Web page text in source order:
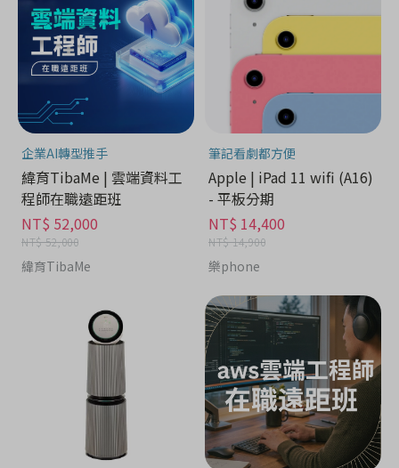
企業AI轉型推手
緯育TibaMe | 雲端資料工
程師在職遠距班
NT$ 52,000
NT$ 52,000
緯育TibaMe
筆記看劇都方便
Apple | iPad 11 wifi (A16)
- 平板分期
NT$ 14,400
NT$ 14,900
樂phone